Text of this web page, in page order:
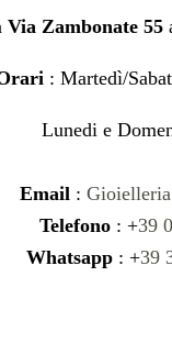
Via Zambonate 55
: Martedì/
Lunedi e
Email :
Telefono: +39
Whatsapp : +39